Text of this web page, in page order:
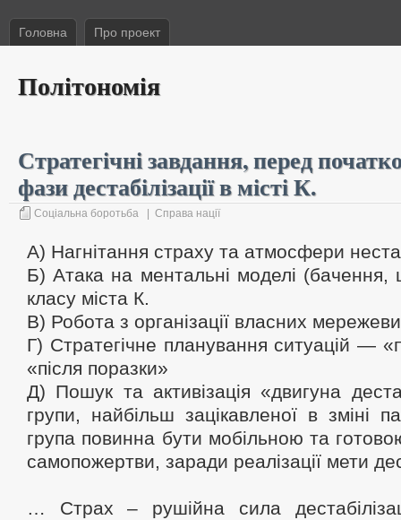
Головна Про проект
Політономія
Стратегічні завдання, перед
фази дестабілізації в місті К.
Соціальна боротьба Справа нації
А) Нагнітання страху та атмосфери
Б) Атака на ментальні моделі (бачення,
класу міста К.
В) Робота з організації власних
Г) Стратегічне планування ситуацій —
«після поразки»
Д) Пошук та активізація «двигуна
групи, найбільш зацікавленої в зміні
група повинна бути мобільною та
самопожертви, заради реалізації мети
… Страх – рушійна сила